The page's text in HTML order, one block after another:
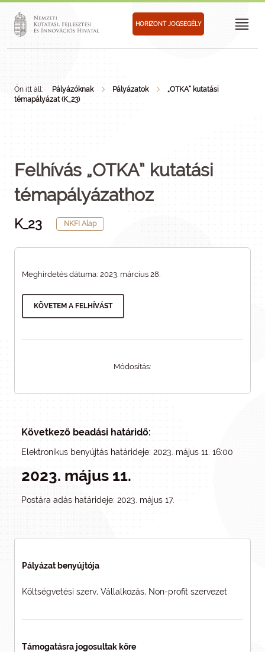
HORIZONT JOGSEGÉLY
Ön itt áll: Pályázóknak Pályázatok
„OTKA” kutatási
témapályázat (K_23)
Felhívás „OTKA” kutatási
témapályázathoz
K_23 NKFI Alap
Meghirdetés dátuma: 2023. március 28.
KÖVETEM A FELHÍVÁST
Módosítás:
Következő beadási határidő:
Elektronikus benyújtás határideje: 2023. május 11. 16:00
2023. május 11.
Postára adás határideje: 2023. május 17.
Pályázat benyújtója
Költségvetési szerv, Vállalkozás, Non-profit szervezet
Támogatásra jogosultak köre